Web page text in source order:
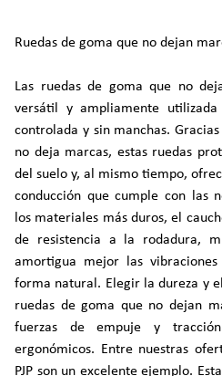
Ruedas de goma que no dejan
Las ruedas de goma que no
versátil y ampliamente
controlada y sin manchas.
no deja marcas, estas ruedas
del suelo y, al mismo tiempo,
conducción que cumple con las
los materiales más duros, el
de resistencia a la rodadura,
amortigua mejor las
forma natural. Elegir la dureza y
ruedas de goma que no dejan
fuerzas de empuje y
ergonómicos. Entre nuestras
PJP son un excelente ejemplo.